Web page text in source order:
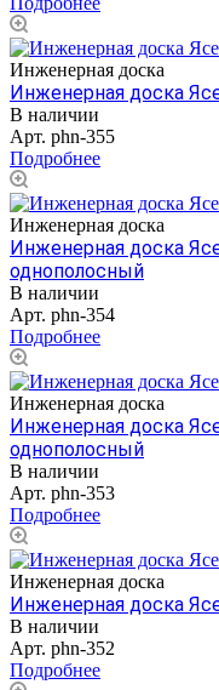
Инженерная доска
Инженерная доска
В наличии
Арт. phn-355
Подробнее
Инженерная доска
Инженерная доска
однополосный
В наличии
Арт. phn-354
Подробнее
Инженерная доска
Инженерная доска
однополосный
В наличии
Арт. phn-353
Подробнее
Инженерная доска
Инженерная доска
В наличии
Арт. phn-352
Подробнее